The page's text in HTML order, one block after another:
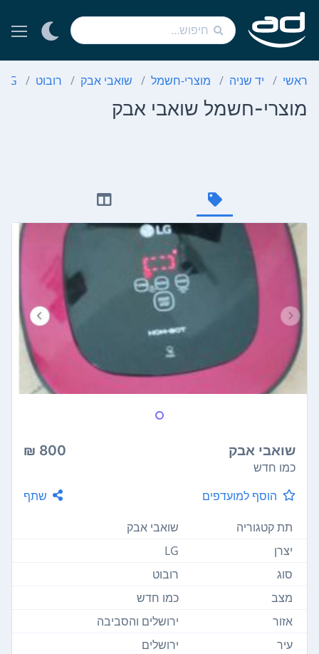
ראשי יד שניה מוצרי-חשמל שואבי אבק רובוט LG
מוצרי-חשמל שואבי אבק
שואבי אבק 800 ₪
כמו חדש
הוסף למועדפים
שתף
תת קטגוריה
שואבי אבק
יצרן
LG
סוג
רובוט
מצב
כמו חדש
אזור
ירושלים והסביבה
עיר
ירושלים